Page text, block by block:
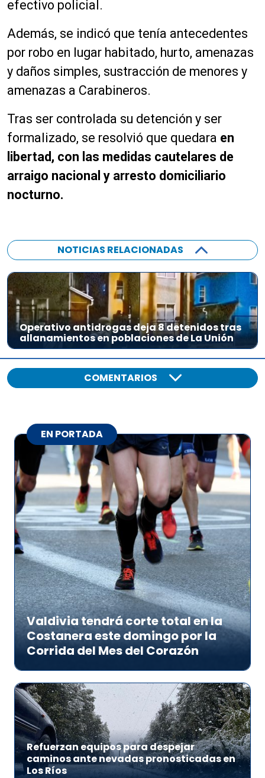
efectivo policial.
Además, se indicó que tenía antecedentes
por robo en lugar habitado, hurto, amenazas
y daños simples, sustracción de menores y
amenazas a Carabineros.
Tras ser controlada su detención y ser
formalizado, se resolvió que quedara en
libertad, con las medidas cautelares de
arraigo nacional y arresto domiciliario
nocturno.
NOTICIAS RELACIONADAS
Operativo antidrogas deja 8 detenidos tras
allanamientos en poblaciones de La Unión
COMENTARIOS
EN PORTADA
Valdivia tendrá corte total en la
Costanera este domingo por la
Corrida del Mes del Corazón
Refuerzan equipos para despejar
caminos ante nevadas pronosticadas en
Los Ríos